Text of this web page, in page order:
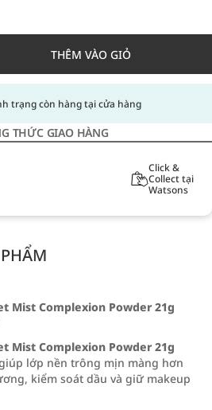
THÊM VÀO GIỎ
trạng còn hàng tại cửa hàng
THỨC GIAO HÀNG
Click &
Collect tại
Watsons
Mist Complexion Powder 21g
Mist Complexion Powder 21g
lớp nền trông mịn màng hơn
kiểm soát dầu và giữ makeup